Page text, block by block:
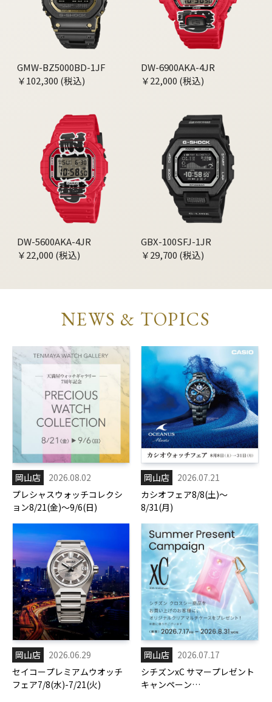
GMW-BZ5000BD-1JF
￥102,300 (税込)
DW-6900AKA-4JR
￥22,000 (税込)
DW-5600AKA-4JR
￥22,000 (税込)
GBX-100SFJ-1JR
￥29,700 (税込)
NEWS & TOPICS
岡山店
2026.08.02
プレシャスウォッチコレクシ
ョン8/21(金)～9/6(日)
岡山店
2026.07.21
カシオフェア8/8(土)～
8/31(月)
岡山店
2026.06.29
セイコープレミアムウオッチ
フェア7/8(水)-7/21(火)
岡山店
2026.07.17
シチズンxC サマープレゼント
キャンペーン